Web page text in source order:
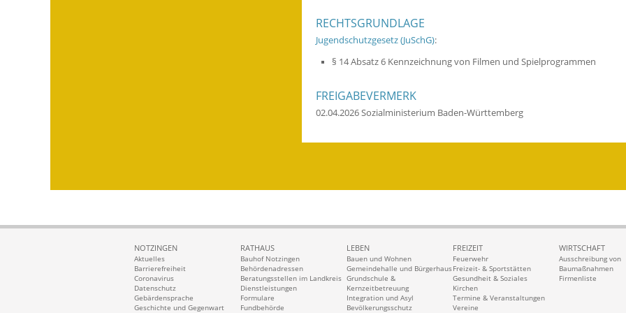
RECHTSGRUNDLAGE
Jugendschutzgesetz (JuSchG):
§ 14 Absatz 6 Kennzeichnung von Filmen und Spielprogrammen
FREIGABEVERMERK
02.04.2026 Sozialministerium Baden-Württemberg
NOTZINGEN
Aktuelles
Barrierefreiheit
Coronavirus
Datenschutz
Gebärdensprache
Geschichte und Gegenwart
RATHAUS
Bauhof Notzingen
Behördenadressen
Beratungsstellen im Landkreis
Dienstleistungen
Formulare
Fundbehörde
LEBEN
Bauen und Wohnen
Gemeindehalle und Bürgerhaus
Grundschule &
Kernzeitbetreuung
Integration und Asyl
Bevölkerungsschutz
FREIZEIT
Feuerwehr
Freizeit- & Sportstätten
Gesundheit & Soziales
Kirchen
Termine & Veranstaltungen
Vereine
WIRTSCHAFT
Ausschreibung von
Baumaßnahmen
Firmenliste